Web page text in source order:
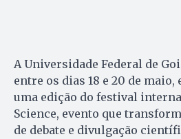
A Universidade Federal de
entre os dias 18 e 20 de maio,
uma edição do festival
Science, evento que
de debate e divulgação